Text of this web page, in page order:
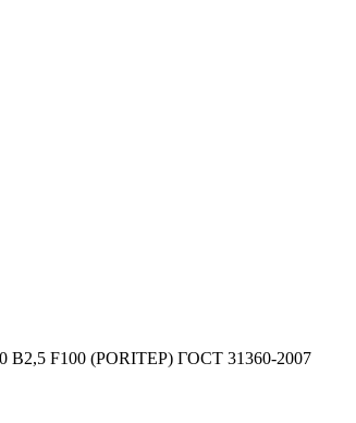
B2,5 F100 (PORITEP) ГОСТ 31360-2007